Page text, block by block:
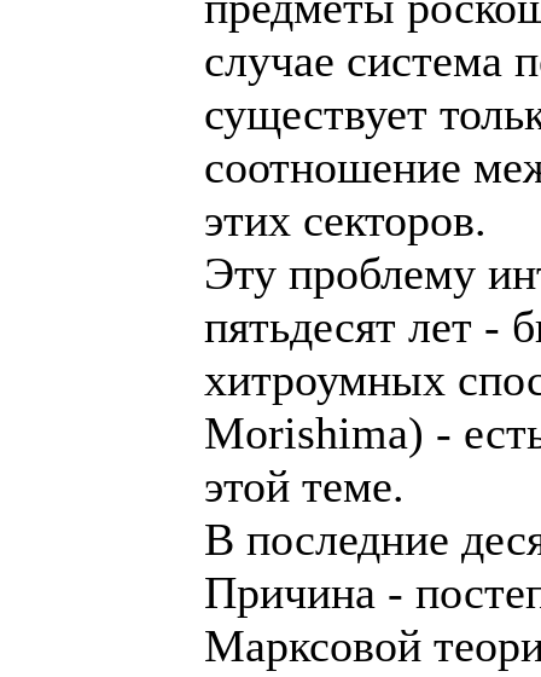
случае система
существует
соотношение
этих секторов.
Эту проблему
пятьдесят лет -
хитроумных
Morishima) -
этой теме.
В последние
Причина -
Марксовой